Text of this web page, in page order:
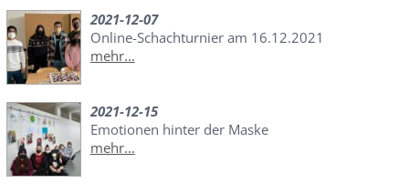
2021-12-07
Online-Schachturnier am 16.12.2021
mehr...
2021-12-15
Emotionen hinter der Maske
mehr...